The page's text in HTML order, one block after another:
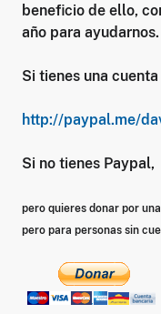
beneficio de ello,
año para ayudarnos.
Si tienes una
http://paypal.me/
Si no tienes Paypal,
pero quieres donar por
pero para personas sin